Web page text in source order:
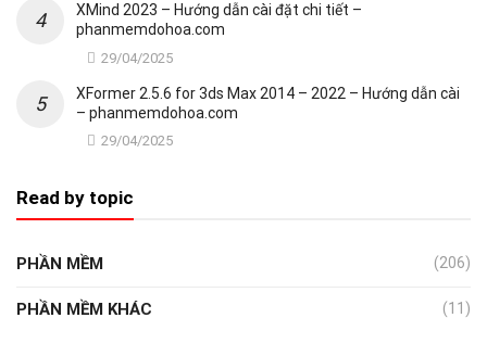
XMind 2023 – Hướng dẫn cài đặt chi tiết –
phanmemdohoa.com
29/04/2025
XFormer 2.5.6 for 3ds Max 2014 – 2022 – Hướng dẫn cài
– phanmemdohoa.com
29/04/2025
Read by topic
PHẦN MỀM (206)
PHẦN MỀM KHÁC (11)